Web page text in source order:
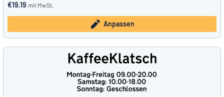
€19.19 mit MwSt.
Anpassen